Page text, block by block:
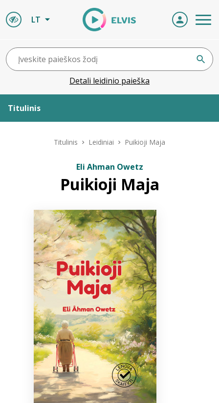
LT
Detali leidinio paieška
Titulinis
ELVIS atvyksta
Naujienos
Bibliotekoms
+370 667 80 541
info@elvislab.lt
Titulinis Leidiniai Puikioji Maja
Eli Ahman Owetz
Puikioji Maja